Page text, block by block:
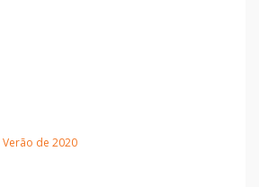
Verão de 2020